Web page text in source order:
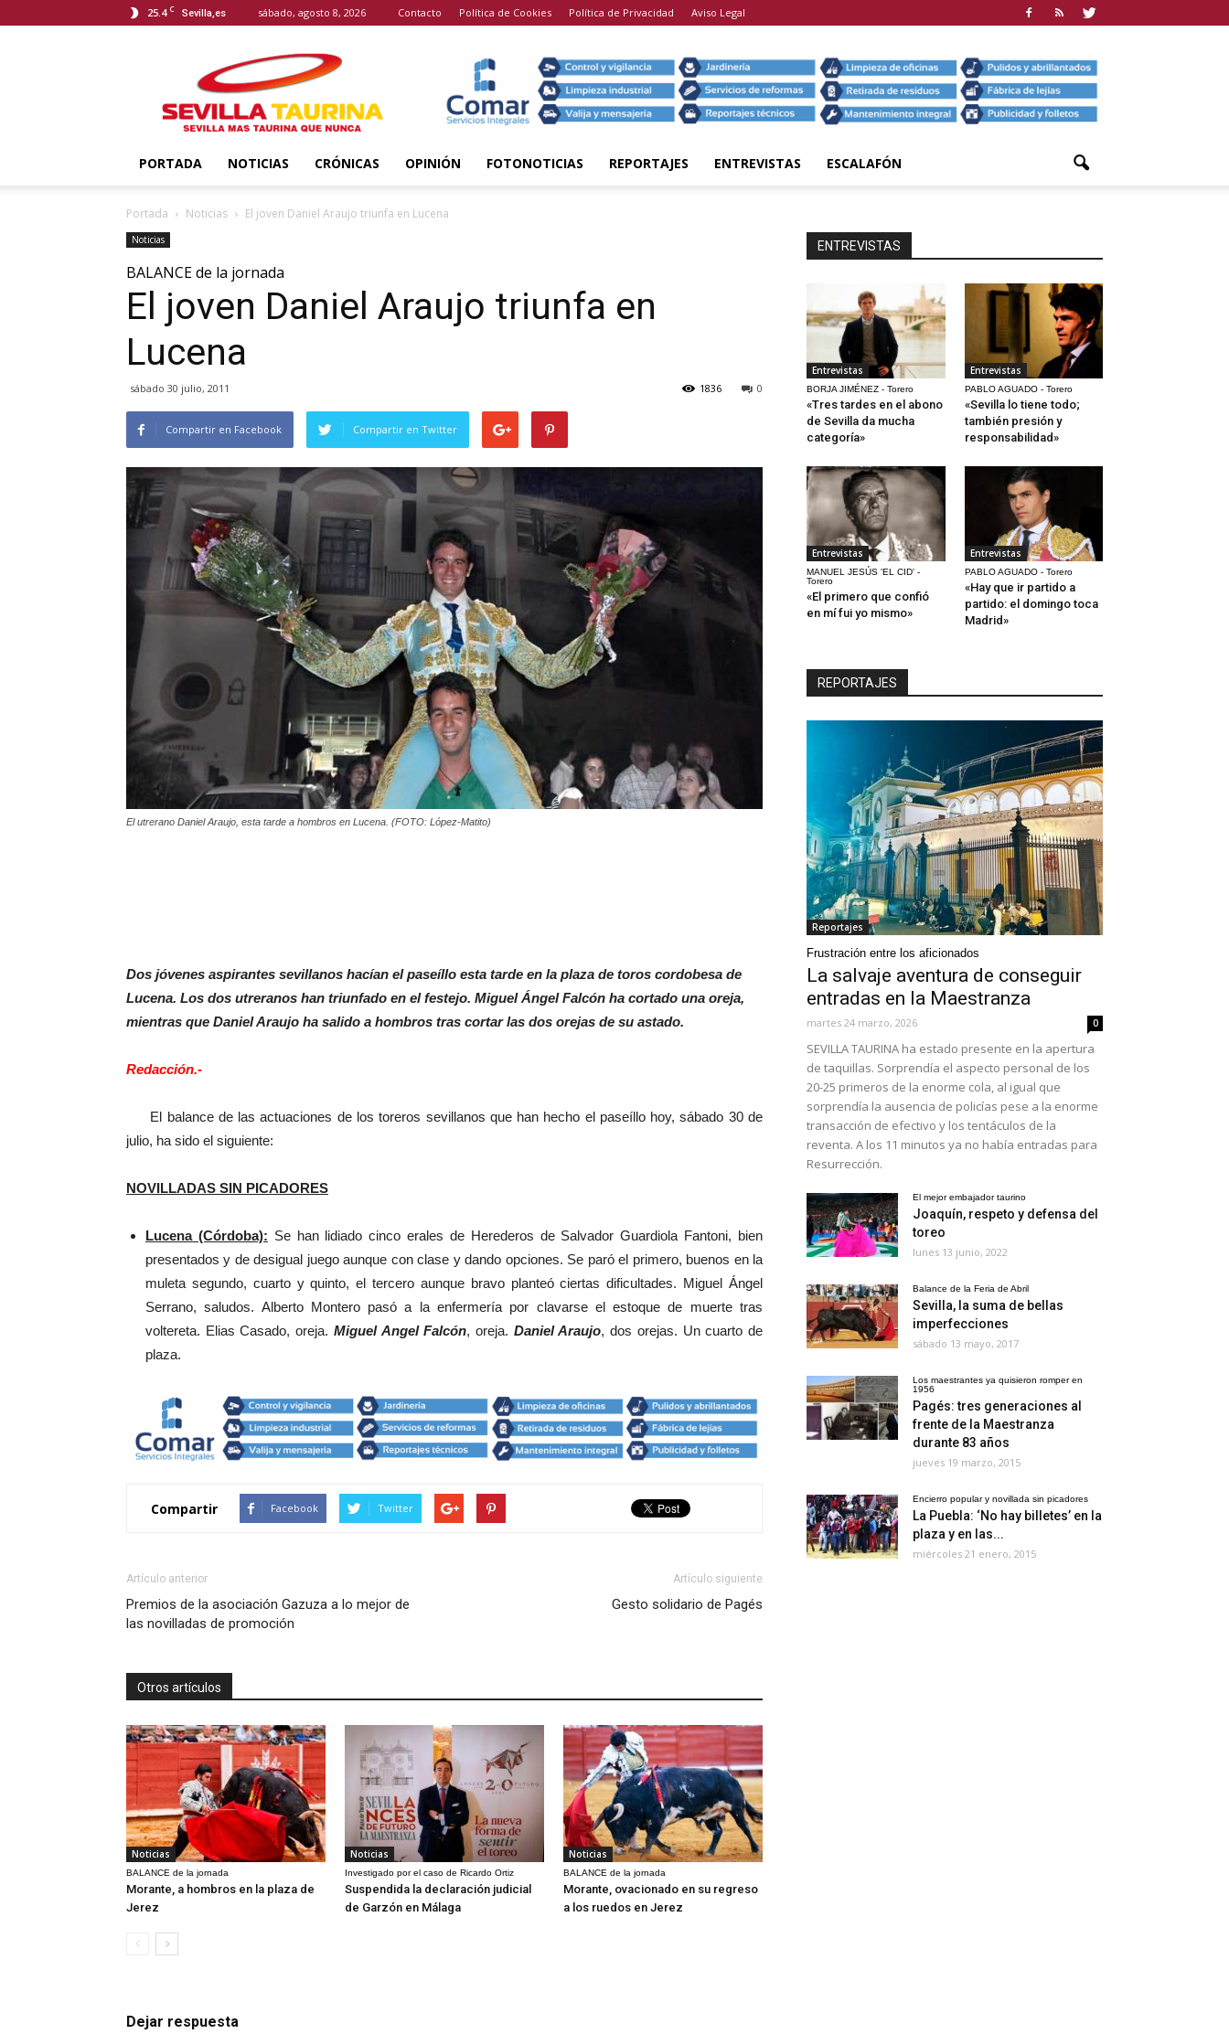
25.4 C Sevilla,es sábado, agosto 8, 2026 Contacto Política de Cookies Política de Privacidad Aviso Legal
Taurina
PORTADA NOTICIAS CRÓNICAS OPINIÓN FOTONOTICIAS REPORTAJES ENTREVISTAS ESCALAFÓN
Portada Noticias El joven Daniel Araujo triunfa en Lucena
Noticias
BALANCE de la jornada
El joven Daniel Araujo triunfa en
Lucena
sábado 30 julio, 2011 0
1836
Compartir en Facebook Compartir en Twitter
El utrerano Daniel Araujo, esta tarde a hombros en Lucena. (FOTO: López-Matito)
Dos jóvenes aspirantes sevillanos hacían el paseíllo esta tarde en la plaza de toros cordobesa de
Lucena. Los dos utreranos han triunfado en el festejo. Miguel Ángel Falcón ha cortado una oreja,
mientras que Daniel Araujo ha salido a hombros tras cortar las dos orejas de su astado.
Redacción.-
El balance de las actuaciones de los toreros sevillanos que han hecho el paseíllo hoy, sábado 30 de
julio, ha sido el siguiente:
NOVILLADAS SIN PICADORES
Lucena (Córdoba): Se han lidiado cinco erales de Herederos de Salvador Guardiola Fantoni, bien
presentados y de desigual juego aunque con clase y dando opciones. Se paró el primero, buenos en la
muleta segundo, cuarto y quinto, el tercero aunque bravo planteó ciertas dificultades. Miguel Ángel
Serrano, saludos. Alberto Montero pasó a la enfermería por clavarse el estoque de muerte tras
voltereta. Elias Casado, oreja. Miguel Angel Falcón, oreja. Daniel Araujo, dos orejas. Un cuarto de
plaza.
Compartir Facebook Twitter
Artículo anterior
Premios de la asociación Gazuza a lo mejor de
las novilladas de promoción
Artículo siguiente
Gesto solidario de Pagés
Otros artículos
Noticias
BALANCE de la jornada
Morante, a hombros en la plaza de
Jerez
Noticias
Investigado por el caso de Ricardo Ortiz
Suspendida la declaración judicial
de Garzón en Málaga
Noticias
BALANCE de la jornada
Morante, ovacionado en su regreso
a los ruedos en Jerez
Dejar respuesta
ENTREVISTAS
Entrevistas
BORJA JIMÉNEZ - Torero
«Tres tardes en el abono
de Sevilla da mucha
categoría»
Entrevistas
PABLO AGUADO - Torero
«Sevilla lo tiene todo;
también presión y
responsabilidad»
Entrevistas
MANUEL JESÚS 'EL CID' -
Torero
«El primero que confió
en mí fui yo mismo»
Entrevistas
PABLO AGUADO - Torero
«Hay que ir partido a
partido: el domingo toca
Madrid»
REPORTAJES
Reportajes
Frustración entre los aficionados
La salvaje aventura de conseguir
entradas en la Maestranza
martes 24 marzo, 2026 0
SEVILLA TAURINA ha estado presente en la apertura
de taquillas. Sorprendía el aspecto personal de los
20-25 primeros de la enorme cola, al igual que
sorprendía la ausencia de policías pese a la enorme
transacción de efectivo y los tentáculos de la
reventa. A los 11 minutos ya no había entradas para
Resurrección.
El mejor embajador taurino
Joaquín, respeto y defensa del
toreo
lunes 13 junio, 2022
Balance de la Feria de Abril
Sevilla, la suma de bellas
imperfecciones
sábado 13 mayo, 2017
Los maestrantes ya quisieron romper en
1956
Pagés: tres generaciones al
frente de la Maestranza
durante 83 años
jueves 19 marzo, 2015
Encierro popular y novillada sin picadores
La Puebla: ‘No hay billetes’ en la
plaza y en las...
miércoles 21 enero, 2015